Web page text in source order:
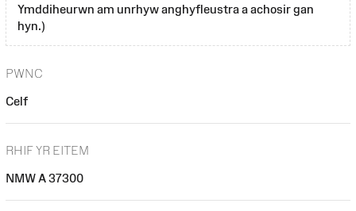
Ymddiheurwn am unrhyw anghyfleustra a achosir gan
hyn.)
PWNC
Celf
RHIF YR EITEM
NMW A 37300